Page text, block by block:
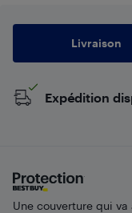
Livraison
Expédition
Une couverture qui